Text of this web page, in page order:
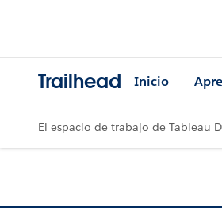
Trailhead Inicio
El espacio de trabajo de Tableau